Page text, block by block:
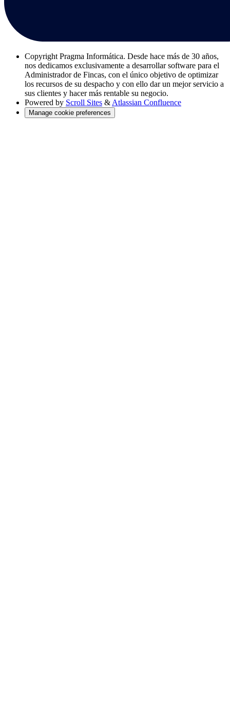
Copyright Pragma Informática. Desde hace más de 30 años,
nos dedicamos exclusivamente a desarrollar software para el
Administrador de Fincas, con el único objetivo de optimizar
los recursos de su despacho y con ello dar un mejor servicio a
sus clientes y hacer más rentable su negocio.
Powered by Scroll Sites & Atlassian Confluence
Manage cookie preferences